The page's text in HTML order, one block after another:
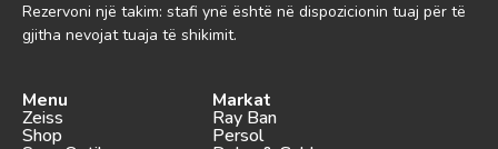
Rezervoni një takim: stafi ynë është në dispozicionin tuaj për të
gjitha nevojat tuaja të shikimit.
Menu
Zeiss
Shop
Markat
Ray Ban
Persol